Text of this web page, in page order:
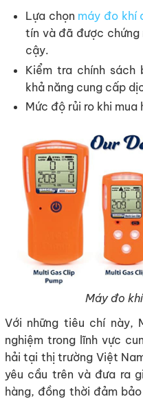
Lựa chọn máy đo khí
tín và đã được
cậy.
Kiểm tra chính sách
khả năng cung cấp
Mức độ rủi ro khi mua
Máy đo
Với những tiêu chí này,
nghiệm trong lĩnh vực
hải tại thị trường Việt
yêu cầu trên và đưa ra
hàng, đồng thời đảm